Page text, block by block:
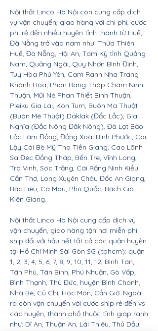
Nội thất Linco Hà Nội còn cung cấp dịch
vụ vận chuyển, giao hàng với chi phí, cước
phí rẻ đến nhiều huyện tỉnh thành từ Huế,
Đà Nẵng trở vào nam như: Thừa Thiên
Huế, Đà Nẵng, Hội An, Tam Kỳ tỉnh Quảng
Nam, Quảng Ngãi, Quy Nhơn Bình Định,
Tuy Hòa Phú Yên, Cam Ranh Nha Trang
Khánh Hòa, Phan Rang Tháp Chàm Ninh
Thuận, Mũi Né Phan Thiết Bình Thuận,
Pleiku Gia Lai, Kon Tum, Buôn Ma Thuột
(Buôn Mê Thuột) Daklak (Đắc Lắc), Gia
Nghĩa (Đắc Nông Đăk Nông), Đà Lạt Bảo
Lộc Lâm Đồng, Đồng Xoài Bình Phước, Cai
Lậy Cái Bè Mỹ Tho Tiền Giang, Cao Lãnh
Sa Đéc Đồng Tháp, Bến Tre, Vĩnh Long,
Trà Vinh, Sóc Trăng, Cái Răng Ninh Kiều
Cần Thơ, Long Xuyên Châu Đốc An Giang,
Bạc Liêu, Cà Mau, Phú Quốc, Rạch Giá
Kiên Giang.
Nội thất Linco Hà Nội cung cấp dịch vụ
vận chuyển, giao hàng tận nơi miễn phí
ship đối với hầu hết tất cả các quận huyện
tại Hồ Chí Minh Sài Gòn SG (tphcm): quận
1, 2, 3, 4, 5, 6, 7, 8, 9, 10, 11, 12, Bình Tân,
Tân Phú, Tân Bình, Phú Nhuận, Gò Vấp,
Bình Thạnh, Thủ Đức, huyện Bình Chánh,
Nhà Bè, Củ Chi, Hóc Môn, Cần Giờ. Ngoài
ra còn vận chuyển với cước ship rẻ đến vs
các huyện, thành phố thuộc tỉnh giáp ranh
như: Dĩ An, Thuận An, Lái Thiêu, Thủ Dầu